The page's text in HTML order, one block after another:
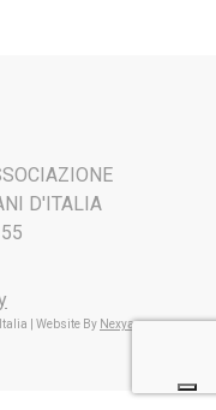
D'ITALIA
| Website By Nexya